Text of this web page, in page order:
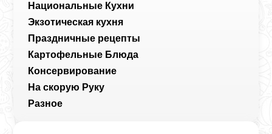
Национальные Кухни
Экзотическая кухня
Праздничные рецепты
Картофельные Блюда
Консервирование
На скорую Руку
Разное